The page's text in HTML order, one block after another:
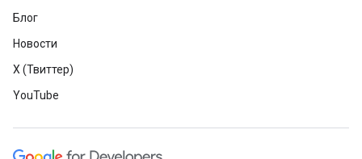
Блог
Новости
X (Твиттер)
YouTube